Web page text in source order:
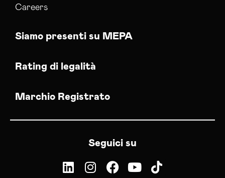
Careers
Siamo presenti su MEPA
Rating di legalità
Marchio Registrato
Seguici su